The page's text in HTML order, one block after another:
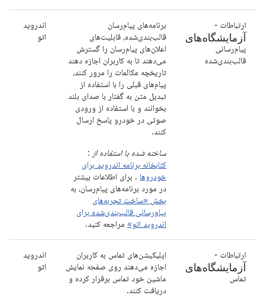
ارتباطات -
آزمایشگاه‌های
پیام‌رسانی
قالب‌بندی‌شده
برنامه‌های پیام‌رسان
قالب‌بندی‌شده، قابلیت‌های
اعلان‌های پیام‌رسان را گسترش
می‌دهند تا به کاربران اجازه دهند
تاریخچه مکالمات را مرور کنند،
پیام‌های قبلی را با استفاده از
تبدیل متن به گفتار با صدای بلند
بخوانند و با استفاده از ورودی
صوتی در خودرو پاسخ ارسال
کنند.
ساخته شده با استفاده از :
کتابخانه برنامه اندروید برای
خودروها . برای اطلاعات بیشتر
در مورد برنامه‌های پیام‌رسان، به
بخش «ساخت تجربه‌های
پیام‌رسانی قالب‌بندی‌شده برای
اندروید اتو» مراجعه کنید.
اندروید
اتو
ارتباطات -
آزمایشگاه‌های
تماس
اپلیکیشن‌های تماس به کاربران
اجازه می‌دهند روی صفحه نمایش
ماشین خود تماس برقرار کرده و
دریافت کنند.
اندروید
اتو